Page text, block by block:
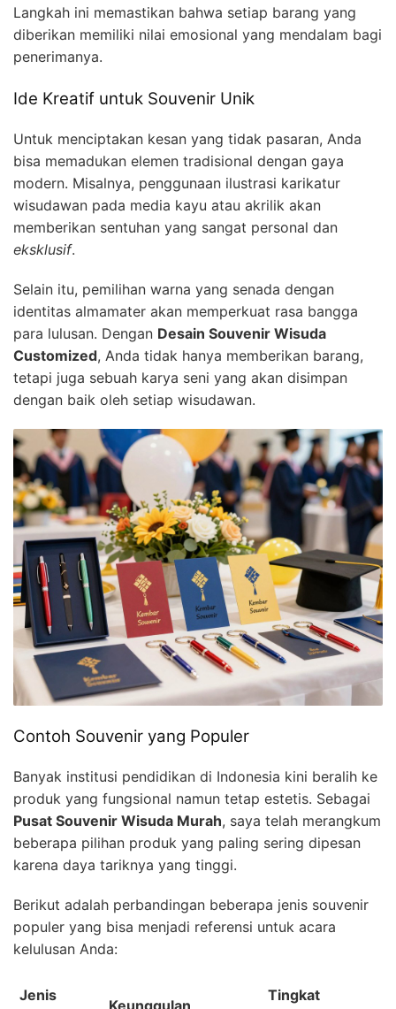
Langkah ini memastikan bahwa setiap barang yang
diberikan memiliki nilai emosional yang mendalam bagi
penerimanya.
Ide Kreatif untuk Souvenir Unik
Untuk menciptakan kesan yang tidak pasaran, Anda
bisa memadukan elemen tradisional dengan gaya
modern. Misalnya, penggunaan ilustrasi karikatur
wisudawan pada media kayu atau akrilik akan
memberikan sentuhan yang sangat personal dan
eksklusif.
Selain itu, pemilihan warna yang senada dengan
identitas almamater akan memperkuat rasa bangga
para lulusan. Dengan Desain Souvenir Wisuda
Customized, Anda tidak hanya memberikan barang,
tetapi juga sebuah karya seni yang akan disimpan
dengan baik oleh setiap wisudawan.
Contoh Souvenir yang Populer
Banyak institusi pendidikan di Indonesia kini beralih ke
produk yang fungsional namun tetap estetis. Sebagai
Pusat Souvenir Wisuda Murah, saya telah merangkum
beberapa pilihan produk yang paling sering dipesan
karena daya tariknya yang tinggi.
Berikut adalah perbandingan beberapa jenis souvenir
populer yang bisa menjadi referensi untuk acara
kelulusan Anda:
Jenis
Keunggulan
Tingkat